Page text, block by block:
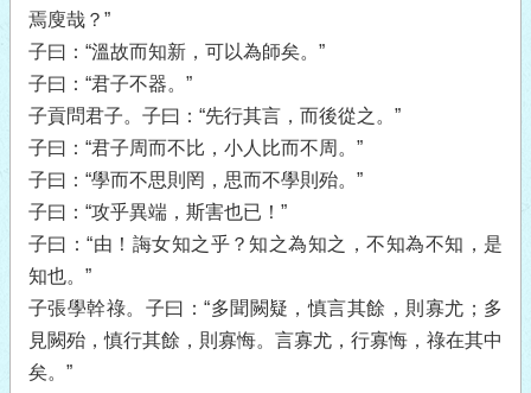
焉廋哉？”
子曰：“溫故而知新，可以為師矣。”
子曰：“君子不器。”
子貢問君子。子曰：“先行其言，而後從之。”
子曰：“君子周而不比，小人比而不周。”
子曰：“學而不思則罔，思而不學則殆。”
子曰：“攻乎異端，斯害也已！”
子曰：“由！誨女知之乎？知之為知之，不知為不知，是
知也。”
子張學幹祿。子曰：“多聞闕疑，慎言其餘，則寡尤；多
見闕殆，慎行其餘，則寡悔。言寡尤，行寡悔，祿在其中
矣。”